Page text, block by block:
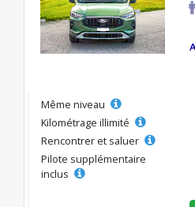
Même niveau
Kilométrage illimité
Rencontrer et saluer
Pilote supplémentaire
inclus